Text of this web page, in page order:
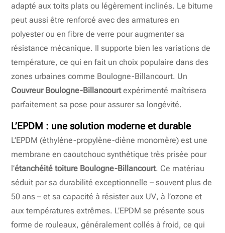
adapté aux toits plats ou légèrement inclinés. Le bitume
peut aussi être renforcé avec des armatures en
polyester ou en fibre de verre pour augmenter sa
résistance mécanique. Il supporte bien les variations de
température, ce qui en fait un choix populaire dans des
zones urbaines comme Boulogne-Billancourt. Un
Couvreur Boulogne-Billancourtexpérimenté maîtrisera
parfaitement sa pose pour assurer sa longévité.
L’EPDM : une solution moderne et durable
L’EPDM (éthylène-propylène-diène monomère) est une
membrane en caoutchouc synthétique très prisée pour
l’étanchéité toiture Boulogne-Billancourt. Ce matériau
séduit par sa durabilité exceptionnelle – souvent plus de
50 ans – et sa capacité à résister aux UV, à l’ozone et
aux températures extrêmes. L’EPDM se présente sous
forme de rouleaux, généralement collés à froid, ce qui